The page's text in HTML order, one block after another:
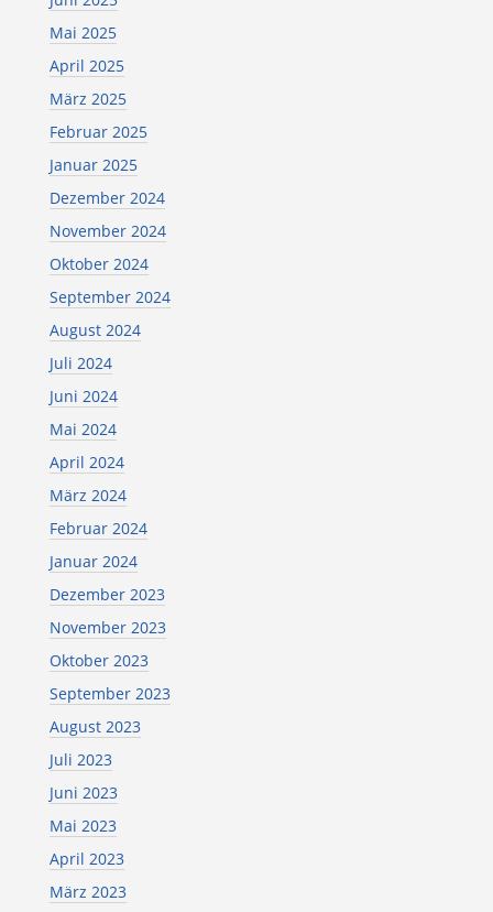
Mai 2025
April 2025
März 2025
Februar 2025
Januar 2025
Dezember 2024
November 2024
Oktober 2024
September 2024
August 2024
Juli 2024
Juni 2024
Mai 2024
April 2024
März 2024
Februar 2024
Januar 2024
Dezember 2023
November 2023
Oktober 2023
September 2023
August 2023
Juli 2023
Juni 2023
Mai 2023
April 2023
März 2023